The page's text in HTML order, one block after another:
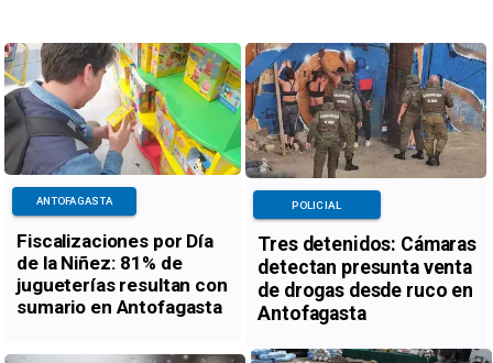
Fiscalizaciones por Día
de la Niñez: 81% de
jugueterías resultan con
sumario en Antofagasta
ANTOFAGASTA
Tres detenidos: Cámaras
detectan presunta venta
de drogas desde ruco en
Antofagasta
POLICIAL